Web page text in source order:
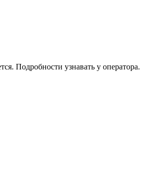
Подробности узнавать у оператора.